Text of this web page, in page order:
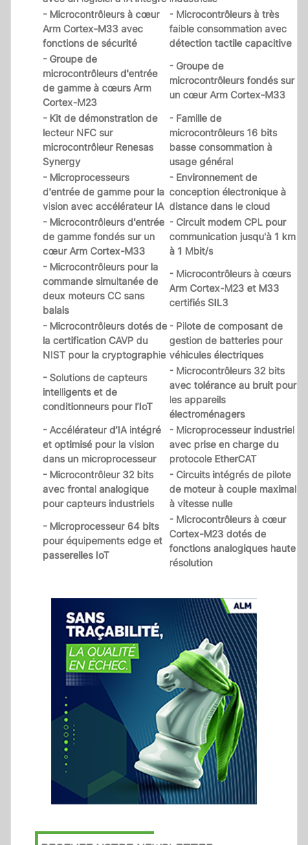
- Microcontrôleurs à cœur
Arm Cortex-M33 avec
fonctions de sécurité
- Microcontrôleurs à très
faible consommation avec
détection tactile capacitive
- Groupe de
microcontrôleurs d'entrée
de gamme à cœurs Arm
Cortex-M23
- Groupe de
microcontrôleurs fondés sur
un cœur Arm Cortex-M33
- Kit de démonstration de
lecteur NFC sur
microcontrôleur Renesas
Synergy
- Famille de
microcontrôleurs 16 bits
basse consommation à
usage général
- Microprocesseurs
d'entrée de gamme pour la
vision avec accélérateur IA
- Environnement de
conception électronique à
distance dans le cloud
- Microcontrôleurs d'entrée
de gamme fondés sur un
cœur Arm Cortex-M33
- Circuit modem CPL pour
communication jusqu'à 1 km
à 1 Mbit/s
- Microcontrôleurs pour la
commande simultanée de
deux moteurs CC sans
balais
- Microcontrôleurs à cœurs
Arm Cortex-M23 et M33
certifiés SIL3
- Microcontrôleurs dotés de
la certification CAVP du
NIST pour la cryptographie
- Pilote de composant de
gestion de batteries pour
véhicules électriques
- Solutions de capteurs
intelligents et de
conditionneurs pour l’IoT
- Microcontrôleurs 32 bits
avec tolérance au bruit pour
les appareils
électroménagers
- Accélérateur d’IA intégré
et optimisé pour la vision
dans un microprocesseur
- Microprocesseur industriel
avec prise en charge du
protocole EtherCAT
- Microcontrôleur 32 bits
avec frontal analogique
pour capteurs industriels
- Circuits intégrés de pilote
de moteur à couple maximal
à vitesse nulle
- Microprocesseur 64 bits
pour équipements edge et
passerelles IoT
- Microcontrôleurs à cœur
Cortex-M23 dotés de
fonctions analogiques haute
résolution